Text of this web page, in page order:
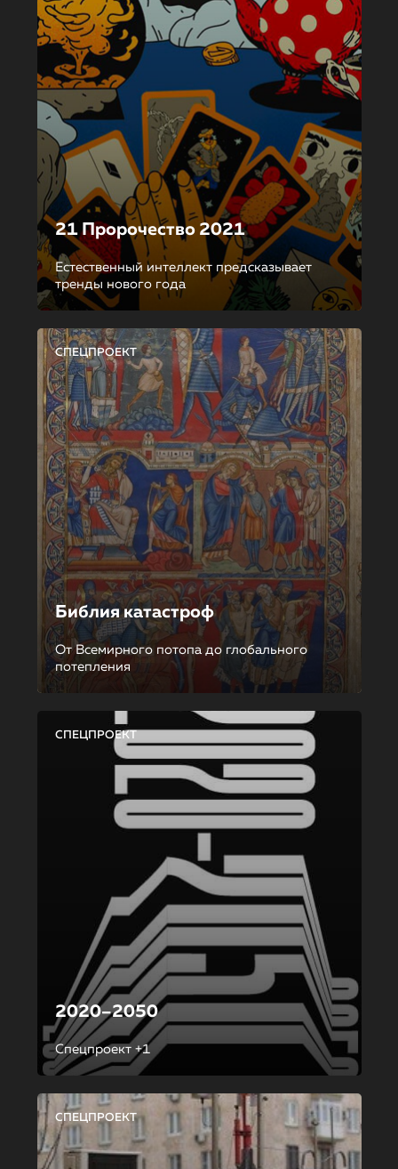
21 Пророчество 2021
Естественный интеллект предсказывает
тренды нового года
СПЕЦПРОЕКТ
Библия катастроф
От Всемирного потопа до глобального
потепления
СПЕЦПРОЕКТ
2020–2050
Спецпроект +1
СПЕЦПРОЕКТ